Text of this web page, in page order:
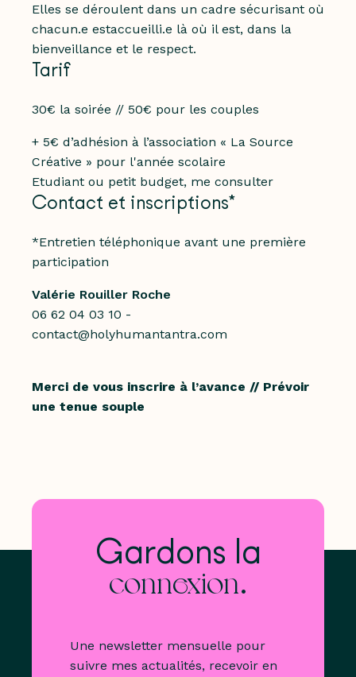
Elles se déroulent dans un cadre sécurisant où
chacun.e estaccueilli.e là où il est, dans la
bienveillance et le respect.
Tarif
30€ la soirée // 50€ pour les couples
+ 5€ d’adhésion à l’association « La Source
Créative » pour l'année scolaire
Etudiant ou petit budget, me consulter
Contact et inscriptions*
*Entretien téléphonique avant une première
participation
Valérie Rouiller Roche
06 62 04 03 10 -
contact@holyhumantantra.com
Merci de vous inscrire à l’avance // Prévoir
une tenue souple
Gardons la
connexion.
Une newsletter mensuelle pour
suivre mes actualités, recevoir en